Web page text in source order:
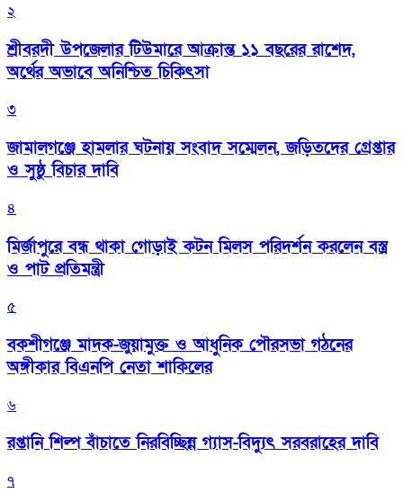
২
শ্রীবরদী উপজেলার টিউমারে আক্রান্ত ১১ বছরের রাশেদ,
অর্থের অভাবে অনিশ্চিত চিকিৎসা
৩
জামালগঞ্জে হামলার ঘটনায় সংবাদ সম্মেলন, জড়িতদের গ্রেপ্তার
ও সুষ্ঠু বিচার দাবি
৪
মির্জাপুরে বন্ধ থাকা গোড়াই কটন মিলস পরিদর্শন করলেন বস্ত্র
ও পাট প্রতিমন্ত্রী
৫
বকশীগঞ্জে মাদক-জুয়ামুক্ত ও আধুনিক পৌরসভা গঠনের
অঙ্গীকার বিএনপি নেতা শাকিলের
৬
রপ্তানি শিল্প বাঁচাতে নিরবিচ্ছিন্ন গ্যাস-বিদ্যুৎ সরবরাহের দাবি
৭